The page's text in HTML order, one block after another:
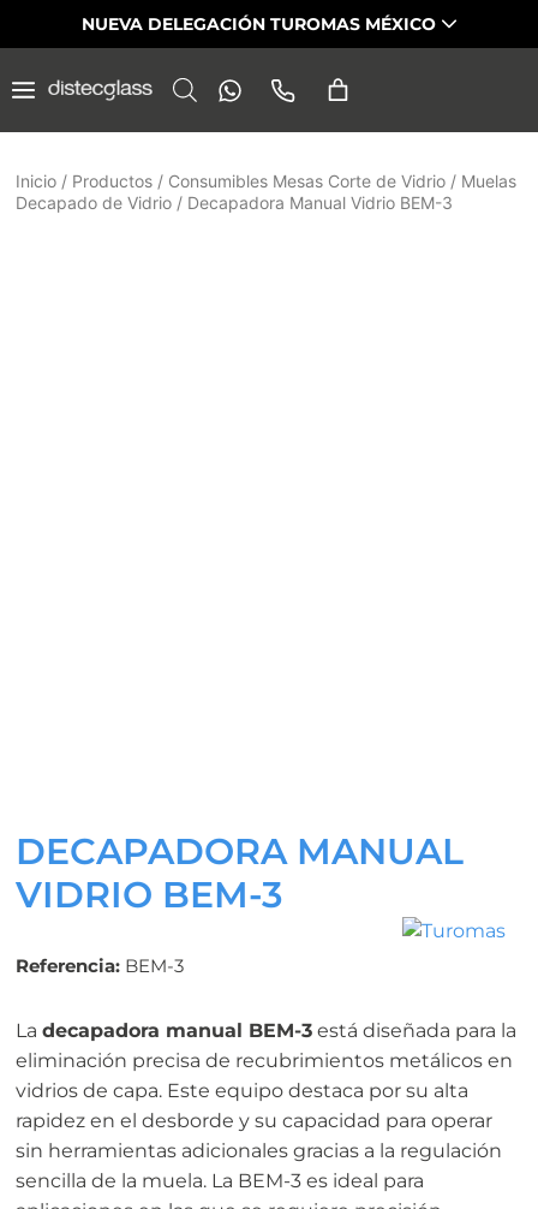
NUEVA DELEGACIÓN TUROMAS MÉXICO
Inicio / Productos / Consumibles Mesas Corte de Vidrio / Muelas
Decapado de Vidrio / Decapadora Manual Vidrio BEM-3
DECAPADORA MANUAL
VIDRIO BEM-3
Referencia: BEM-3
La decapadora manual BEM-3está diseñada para la
eliminación precisa de recubrimientos metálicos en
vidrios de capa. Este equipo destaca por su alta
rapidez en el desborde y su capacidad para operar
sin herramientas adicionales gracias a la regulación
sencilla de la muela. La BEM-3 es ideal para